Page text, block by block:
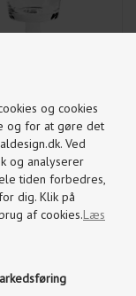
og cookies
og for at gøre det
Ved
og analyserer
tiden forbedres,
dig. Klik på
af cookies.Læs
83,00 DKK
RØDVINSGLAS